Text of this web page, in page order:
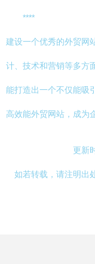
****
建设一个优秀的外贸网
计、技术和营销等多方
能打造出一个不仅能吸
高效能外贸网站，成为
更新
如若转载，请注明出